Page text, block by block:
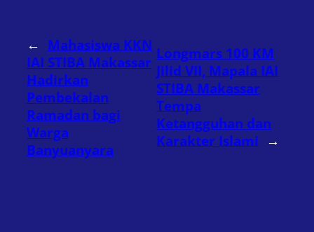
← Mahasiswa KKN
IAI STIBA Makassar
Hadirkan
Pembekalan
Ramadan bagi
Warga
Banyuanyara
Longmars 100 KM
Jilid VII, Mapala IAI
STIBA Makassar
Tempa
Ketangguhan dan
Karakter Islami →